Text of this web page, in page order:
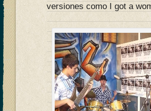
versiones como I got a